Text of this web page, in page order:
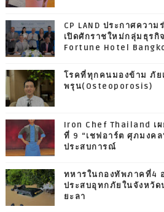
CP LAND ประกาศควา
เปิดศักราชใหม่กลุ่มธุรกิ
Fortune Hotel
โรคที่ทุกคนมองข้าม ภัย
พรุน(Osteoporosis)
Iron Chef Thailand เ
ที่ 9 “เชฟอาร์ต ศุภมงค
ประสบการณ์
ทหารในกองทัพภาคที่4
ประสบอุทกภัยในจังหวัด
ยะลา